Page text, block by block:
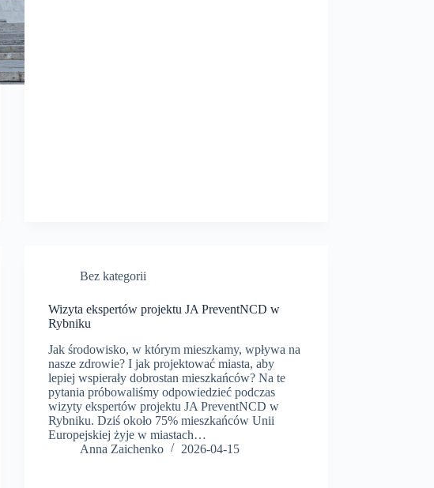
Bez kategorii
Wizyta ekspertów projektu JA PreventNCD w
Rybniku
Jak środowisko, w którym mieszkamy, wpływa na
nasze zdrowie? I jak projektować miasta, aby
lepiej wspierały dobrostan mieszkańców? Na te
pytania próbowaliśmy odpowiedzieć podczas
wizyty ekspertów projektu JA PreventNCD w
Rybniku. Dziś około 75% mieszkańców Unii
Europejskiej żyje w miastach…
Anna Zaichenko
2026-04-15